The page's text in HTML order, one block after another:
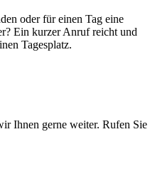
oder für einen Tag eine
Ein kurzer Anruf reicht und
Tagesplatz.
Ihnen gerne weiter. Rufen Sie